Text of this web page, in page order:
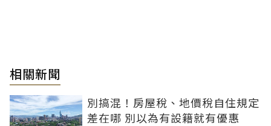
相關新聞
別搞混！房屋稅、地價稅自住規定
差在哪 別以為有設籍就有優惠